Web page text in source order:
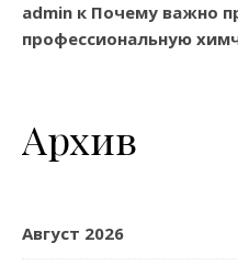
admin к Почему важно
профессиональную
Архив
Август 2026